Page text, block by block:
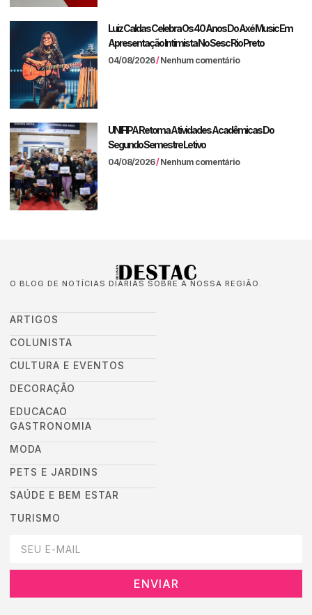
Luiz Caldas Celebra Os 40 Anos Do Axé Music Em
Apresentação Intimista No Sesc Rio Preto
04/08/2026 Nenhum comentário
UNIFIPA Retoma Atividades Acadêmicas Do
Segundo Semestre Letivo
04/08/2026 Nenhum comentário
O BLOG DE NOTÍCIAS DIÁRIAS SOBRE A NOSSA REGIÃO.
ARTIGOS
COLUNISTA
CULTURA E EVENTOS
DECORAÇÃO
EDUCACAO
GASTRONOMIA
MODA
PETS E JARDINS
SAÚDE E BEM ESTAR
TURISMO
ENVIAR